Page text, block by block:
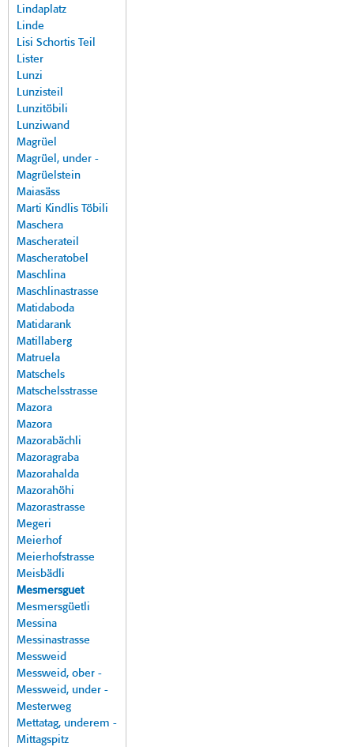
Lindaplatz
Linde
Lisi Schortis Teil
Lister
Lunzi
Lunzisteil
Lunzitöbili
Lunziwand
Magrüel
Magrüel, under -
Magrüelstein
Maiasäss
Marti Kindlis Töbili
Maschera
Mascherateil
Mascheratobel
Maschlina
Maschlinastrasse
Matidaboda
Matidarank
Matillaberg
Matruela
Matschels
Matschelsstrasse
Mazora
Mazora
Mazorabächli
Mazoragraba
Mazorahalda
Mazorahöhi
Mazorastrasse
Megeri
Meierhof
Meierhofstrasse
Meisbädli
Mesmersguet
Mesmersgüetli
Messina
Messinastrasse
Messweid
Messweid, ober -
Messweid, under -
Mesterweg
Mettatag, underem -
Mittagspitz